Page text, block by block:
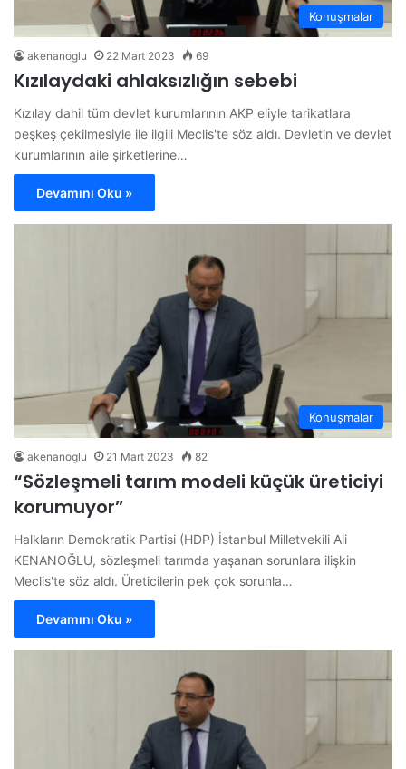
Konuşmalar
akenanoglu 22 Mart 2023 69
Kızılaydaki ahlaksızlığın sebebi
Kızılay dahil tüm devlet kurumlarının AKP eliyle tarikatlara
peşkeş çekilmesiyle ile ilgili Meclis'te söz aldı. Devletin ve devlet
kurumlarının aile şirketlerine…
Devamını Oku »
Konuşmalar
akenanoglu 21 Mart 2023 82
“Sözleşmeli tarım modeli küçük üreticiyi
korumuyor”
Halkların Demokratik Partisi (HDP) İstanbul Milletvekili Ali
KENANOĞLU, sözleşmeli tarımda yaşanan sorunlara ilişkin
Meclis'te söz aldı. Üreticilerin pek çok sorunla…
Devamını Oku »